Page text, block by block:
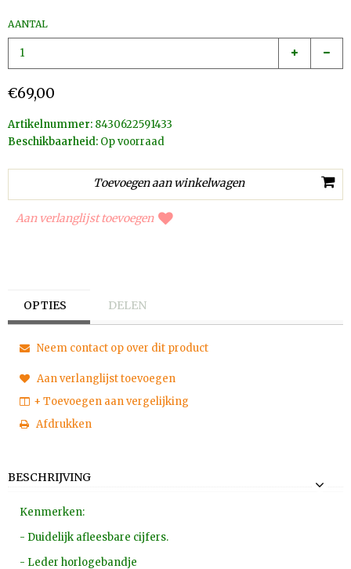
AANTAL
€69,00
Artikelnummer: 8430622591433
Beschikbaarheid: Op voorraad
Aan verlanglijst toevoegen
OPTIES DELEN
Neem contact op over dit product
Aan verlanglijst toevoegen
+ Toevoegen aan vergelijking
Afdrukken
BESCHRIJVING
Kenmerken:
- Duidelijk afleesbare cijfers.
- Leder horlogebandje